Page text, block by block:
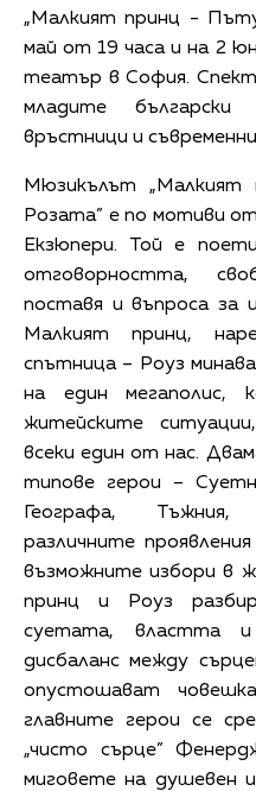
„Малкият принц -
май от 19 часа и на 2
театър в София.
младите
връстници и
Мюзикълът
Розата” е по мотиви
Екзюпери. Той е
отговорността,
поставя и въпроса за
Малкият принц,
спътница – Роуз
на един мегаполис,
житейските
всеки един от нас.
типове герои –
Географа,
различните
възможните избори в
принц и Роуз
суетата, властта
дисбаланс между
опустошават
главните герои се
„чисто сърце”
миговете на душевен